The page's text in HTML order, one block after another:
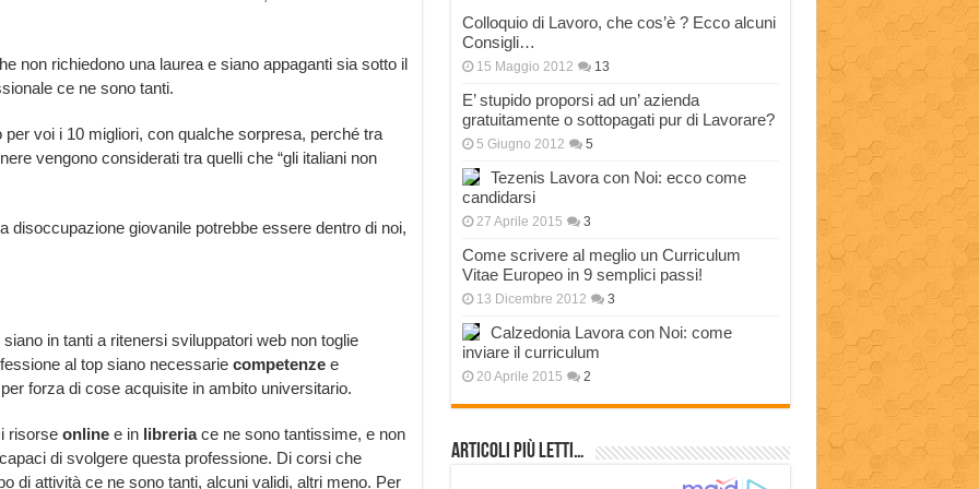
non richiedono una laurea e siano appaganti sia sotto il
ce ne sono tanti.
voi i 10 migliori, con qualche sorpresa, perché tra
vengono considerati tra quelli che “gli italiani non
disoccupazione giovanile potrebbe essere dentro di noi,
in tanti a ritenersi sviluppatori web non toglie
al top siano necessarie competenzee
forza di cose acquisite in ambito universitario.
risorse onlinee in libreriace ne sono tantissime, e non
di svolgere questa professione. Di corsi che
di attività ce ne sono tanti, alcuni validi, altri meno. Per
Colloquio di Lavoro, che cos’è ? Ecco alcuni
Consigli…
15 Maggio 2012 13
E’ stupido proporsi ad un’ azienda
gratuitamente o sottopagati pur di Lavorare?
5 Giugno 2012 5
Tezenis Lavora con Noi: ecco come
candidarsi
27 Aprile 2015 3
Come scrivere al meglio un Curriculum
Vitae Europeo in 9 semplici passi!
13 Dicembre 2012 3
Calzedonia Lavora con Noi: come
inviare il curriculum
20 Aprile 2015 2
Articoli più Letti…